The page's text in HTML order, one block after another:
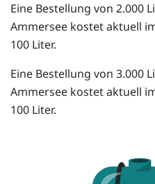
Eine Bestellung von 2.000
Ammersee kostet aktuell
100 Liter.
Eine Bestellung von 3.000
Ammersee kostet aktuell
100 Liter.